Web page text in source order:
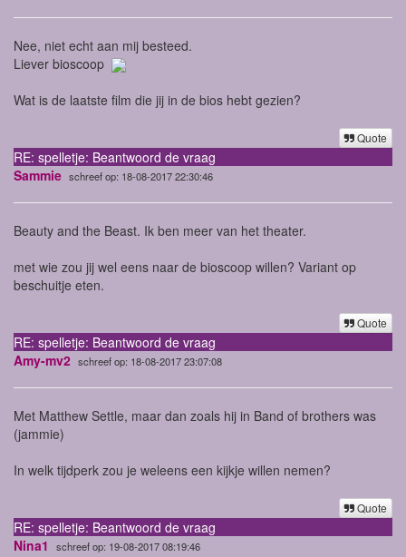
Nee, niet echt aan mij besteed.
Liever bioscoop
Wat is de laatste film die jij in de bios hebt gezien?
Quote
RE: spelletje: Beantwoord de vraag
Sammie schreef op: 18-08-2017 22:30:46
Beauty and the Beast. Ik ben meer van het theater.
met wie zou jij wel eens naar de bioscoop willen? Variant op
beschuitje eten.
Quote
RE: spelletje: Beantwoord de vraag
Amy-mv2 schreef op: 18-08-2017 23:07:08
Met Matthew Settle, maar dan zoals hij in Band of brothers was
(jammie)
In welk tijdperk zou je weleens een kijkje willen nemen?
Quote
RE: spelletje: Beantwoord de vraag
Nina1
schreef op: 19-08-2017 08:19:46